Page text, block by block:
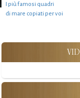
I più famosi quadri
di mare copiati per voi